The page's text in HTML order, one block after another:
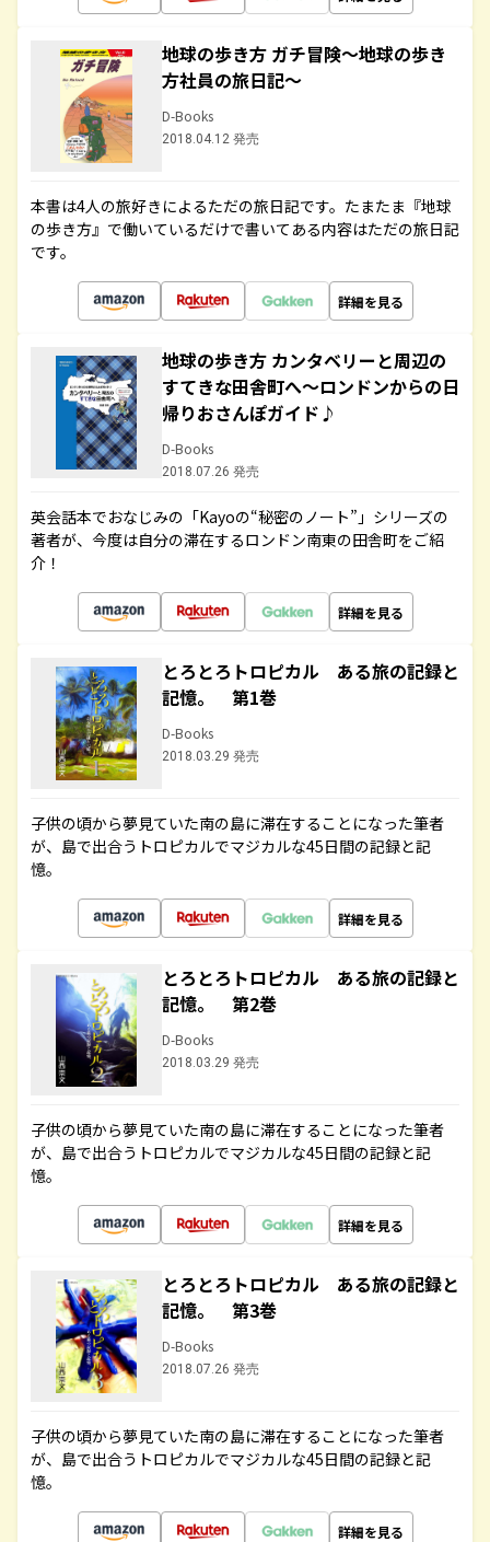
地球の歩き方 ガチ冒険～地球の歩き
方社員の旅日記～
D-Books
2018.04.12 発売
本書は4人の旅好きによるただの旅日記です。たまたま『地球
の歩き方』で働いているだけで書いてある内容はただの旅日記
です。
詳細を見る
地球の歩き方 カンタベリーと周辺の
すてきな田舎町へ～ロンドンからの日
帰りおさんぽガイド♪
D-Books
2018.07.26 発売
英会話本でおなじみの「Kayoの“秘密のノート”」シリーズの
著者が、今度は自分の滞在するロンドン南東の田舎町をご紹
介！
詳細を見る
とろとろトロピカル ある旅の記録と
記憶。 第1巻
D-Books
2018.03.29 発売
子供の頃から夢見ていた南の島に滞在することになった筆者
が、島で出合うトロピカルでマジカルな45日間の記録と記
憶。
詳細を見る
とろとろトロピカル ある旅の記録と
記憶。 第2巻
D-Books
2018.03.29 発売
子供の頃から夢見ていた南の島に滞在することになった筆者
が、島で出合うトロピカルでマジカルな45日間の記録と記
憶。
詳細を見る
とろとろトロピカル ある旅の記録と
記憶。 第3巻
D-Books
2018.07.26 発売
子供の頃から夢見ていた南の島に滞在することになった筆者
が、島で出合うトロピカルでマジカルな45日間の記録と記
憶。
詳細を見る